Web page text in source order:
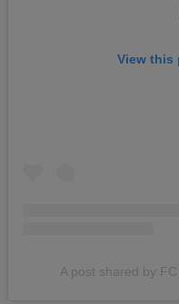
View this
A post shared by